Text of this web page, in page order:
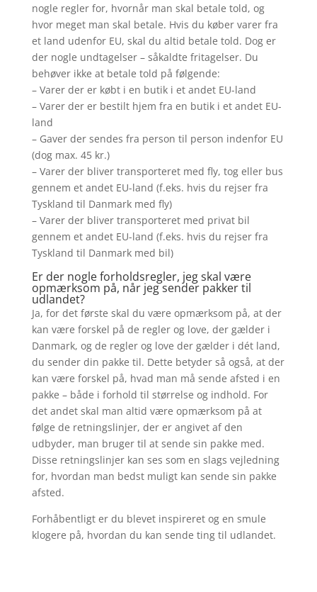
nogle regler for, hvornår man skal betale told, og
hvor meget man skal betale. Hvis du køber varer fra
et land udenfor EU, skal du altid betale told. Dog er
der nogle undtagelser – såkaldte fritagelser. Du
behøver ikke at betale told på følgende:
– Varer der er købt i en butik i et andet EU-land
– Varer der er bestilt hjem fra en butik i et andet EU-
land
– Gaver der sendes fra person til person indenfor EU
(dog max. 45 kr.)
– Varer der bliver transporteret med fly, tog eller bus
gennem et andet EU-land (f.eks. hvis du rejser fra
Tyskland til Danmark med fly)
– Varer der bliver transporteret med privat bil
gennem et andet EU-land (f.eks. hvis du rejser fra
Tyskland til Danmark med bil)
Er der nogle forholdsregler, jeg skal være
opmærksom på, når jeg sender pakker til
udlandet?
Ja, for det første skal du være opmærksom på, at der
kan være forskel på de regler og love, der gælder i
Danmark, og de regler og love der gælder i dét land,
du sender din pakke til. Dette betyder så også, at der
kan være forskel på, hvad man må sende afsted i en
pakke – både i forhold til størrelse og indhold. For
det andet skal man altid være opmærksom på at
følge de retningslinjer, der er angivet af den
udbyder, man bruger til at sende sin pakke med.
Disse retningslinjer kan ses som en slags vejledning
for, hvordan man bedst muligt kan sende sin pakke
afsted.
Forhåbentligt er du blevet inspireret og en smule
klogere på, hvordan du kan sende ting til udlandet.